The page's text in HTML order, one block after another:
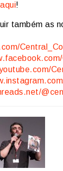
!
também as